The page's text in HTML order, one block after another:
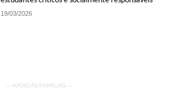
19/03/2026
— APOIO ÀS FAMÍLIAS —